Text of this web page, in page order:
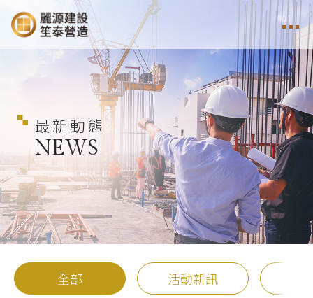
最新動態
NEWS
全部 活動新訊